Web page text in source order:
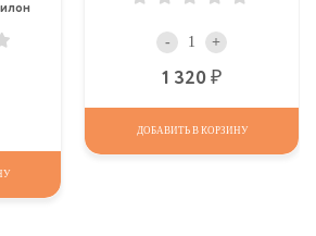
- +
1 320
ДОБАВИТЬ В КОРЗИНУ